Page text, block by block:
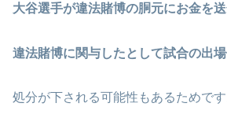
大谷選手が違法賭博の胴元にお金を
違法賭博に関与したとして試合の出
処分が下される可能性もあるためです